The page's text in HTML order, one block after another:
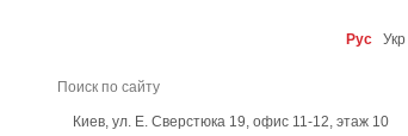
Рус Укр
Киев, ул. Е. Сверстюка 19, офис 11-12, этаж 10